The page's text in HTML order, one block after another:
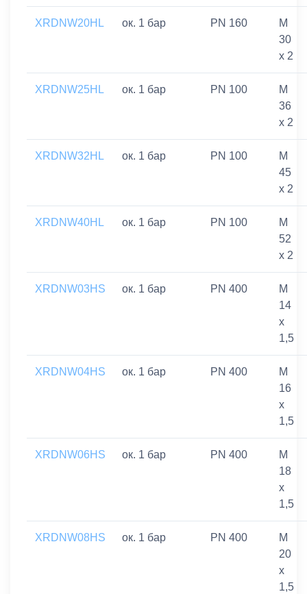
XRDNW20HL ок. 1 бар PN 160
M
30
x 2
XRDNW25HL ок. 1 бар PN 100
M
36
x 2
XRDNW32HL ок. 1 бар PN 100
M
45
x 2
XRDNW40HL ок. 1 бар PN 100
M
52
x 2
XRDNW03HS ок. 1 бар PN 400
M
14
x
1,5
XRDNW04HS ок. 1 бар PN 400
M
16
x
1,5
XRDNW06HS ок. 1 бар PN 400
M
18
x
1,5
XRDNW08HS ок. 1 бар PN 400
M
20
x
1,5